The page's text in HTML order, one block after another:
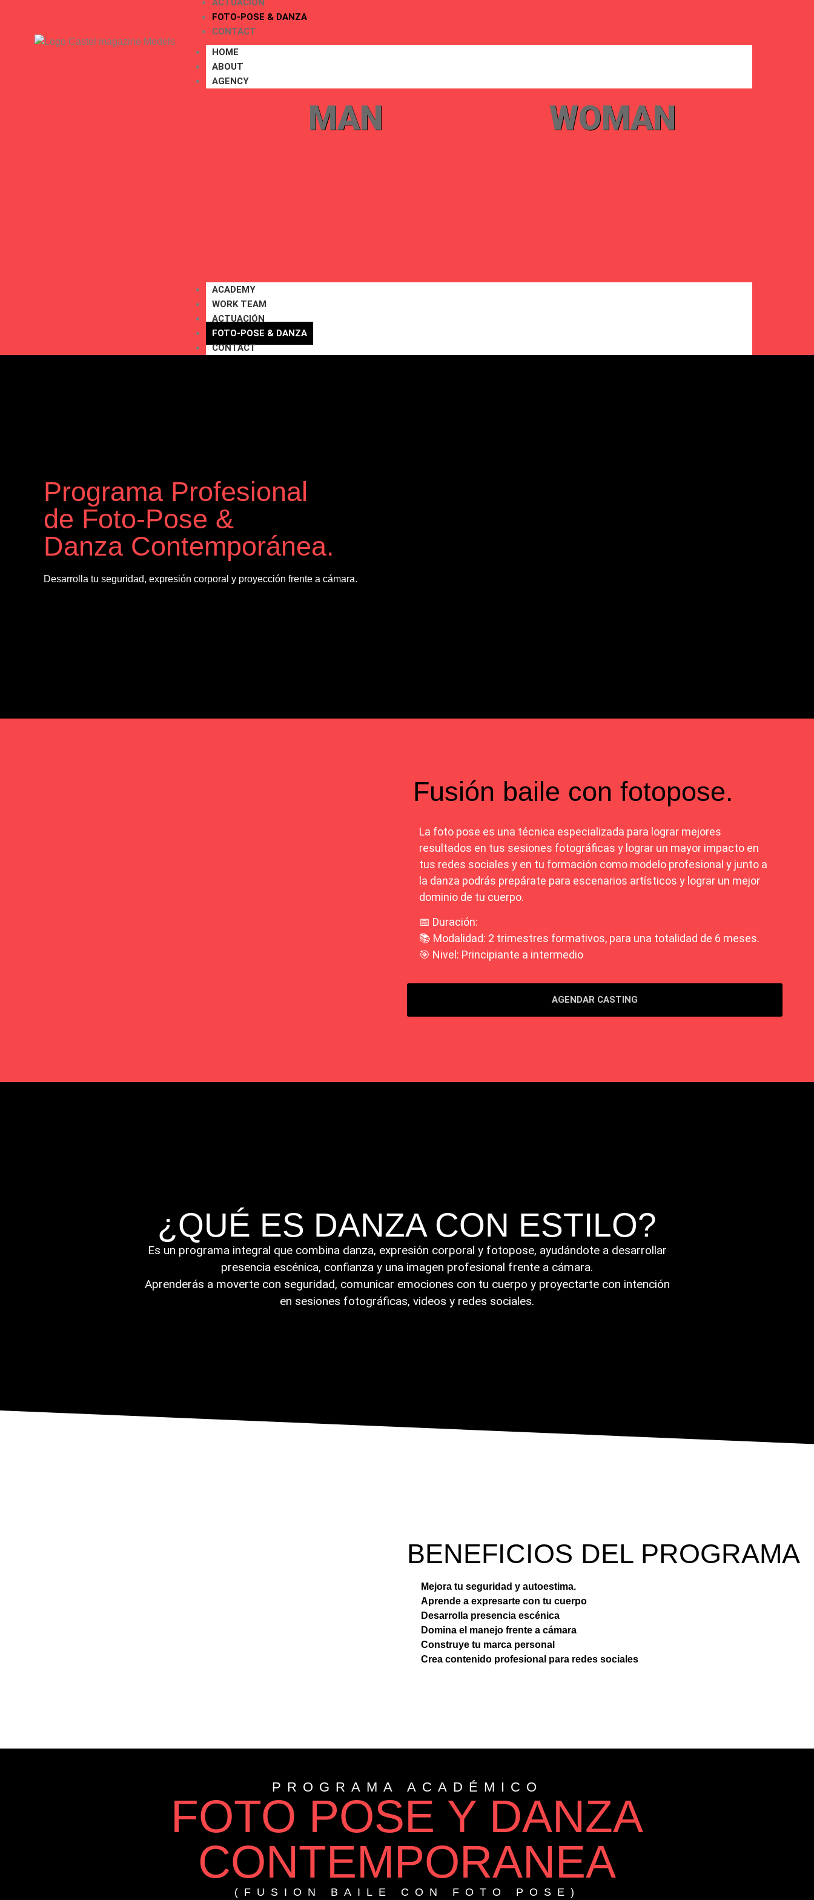
ACTUACIÓN
FOTO-POSE & DANZA
CONTACT
HOME
ABOUT
AGENCY
MAN WOMAN
ACADEMY
WORK TEAM
ACTUACIÓN
FOTO-POSE & DANZA
CONTACT
Programa Profesional
de Foto-Pose &
Danza Contemporánea.
Desarrolla tu seguridad, expresión corporal y proyección frente a cámara.
Fusión baile con fotopose.
La foto pose es una técnica especializada para lograr mejores
resultados en tus sesiones fotográficas y lograr un mayor impacto en
tus redes sociales y en tu formación como modelo profesional y junto a
la danza podrás prepárate para escenarios artísticos y lograr un mejor
dominio de tu cuerpo.
📅 Duración:
📚 Modalidad: 2 trimestres formativos, para una totalidad de 6 meses.
🎯 Nivel: Principiante a intermedio
AGENDAR CASTING
¿QUÉ ES DANZA CON ESTILO?
Es un programa integral que combina danza, expresión corporal y fotopose, ayudándote a desarrollar
presencia escénica, confianza y una imagen profesional frente a cámara.
Aprenderás a moverte con seguridad, comunicar emociones con tu cuerpo y proyectarte con intención
en sesiones fotográficas, videos y redes sociales.
BENEFICIOS DEL PROGRAMA
Mejora tu seguridad y autoestima.
Aprende a expresarte con tu cuerpo
Desarrolla presencia escénica
Domina el manejo frente a cámara
Construye tu marca personal
Crea contenido profesional para redes sociales
PROGRAMA ACADÉMICO
FOTO POSE Y DANZA
CONTEMPORANEA
(FUSION BAILE CON FOTO POSE)